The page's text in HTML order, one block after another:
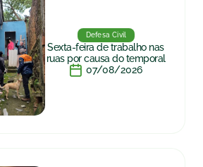
Defesa Civil
Sexta-feira de trabalho nas
ruas por causa do temporal
07/08/2026